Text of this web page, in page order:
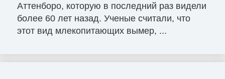
Аттенборо, которую в последний раз видели
более 60 лет назад. Ученые считали, что
этот вид млекопитающих вымер, ...